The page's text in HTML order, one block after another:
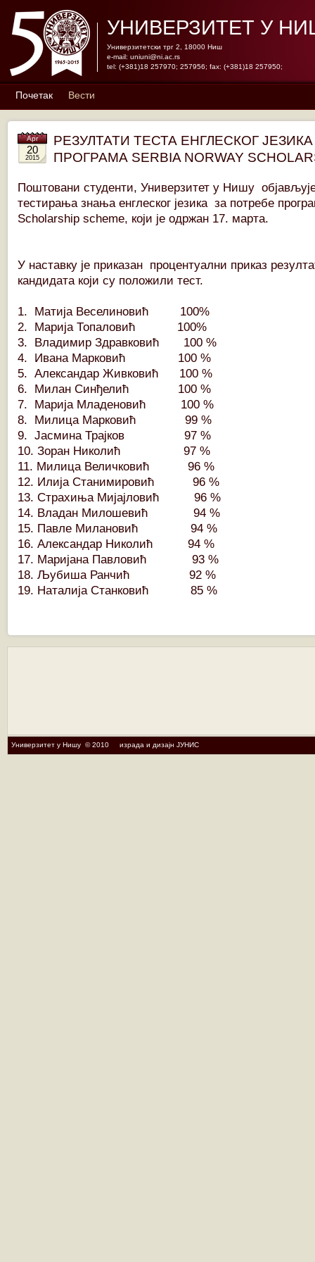
УНИВЕРЗИТЕТ У
Универзитетски трг 2, 18000 Ниш
e-mail: uniuni@ni.ac.rs
tel: (+381)18 257970; 257956; fax: (+381)18 257950;
Почетак Вести
Apr
20
2015
РЕЗУЛТАТИ ТЕСТА ЕНГЛЕСКОГ
ПРОГРАМА SERBIA NORWAY
Поштовани студенти, Универзитет у Нишу
тестирања знања енглеског језика за потребе
Scholarship scheme, који је одржан 17. марта.
У наставку је приказан процентуални приказ
кандидата који су положили тест.
1. Матија Веселиновић 100%
2. Марија Топаловић 100%
3. Владимир Здравковић 100 %
4. Ивана Марковић 100 %
5. Александар Живковић 100 %
6. Милан Синђелић 100 %
7. Марија Младеновић 100 %
8. Милица Марковић 99 %
9. Јасмина Трајков 97 %
10. Зоран Николић 97 %
11. Милица Величковић 96 %
12. Илија Станимировић 96 %
13. Страхиња Мијајловић 96 %
14. Владан Милошевић 94 %
15. Павле Милановић 94 %
16. Александар Николић 94 %
17. Маријана Павловић 93 %
18. Љубиша Ранчић 92 %
19. Наталија Станковић 85 %
Универзитет у Нишу © 2010 израда и дизајн ЈУНИС